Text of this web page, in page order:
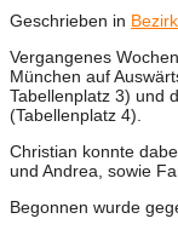
Geschrieben in
Vergangenes
München auf
Tabellenplatz 3) und
(Tabellenplatz 4).
Christian konnte
und Andrea, sowie
Begonnen wurde